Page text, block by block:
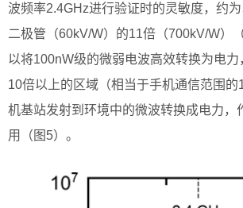
波频率2.4GHz进行验证时的灵敏度，约
二极管（60kV/W）的11倍（700kV/W）
以将100nW级的微弱电波高效转换为电
10倍以上的区域（相当于手机通信范围
机基站发射到环境中的微波转换成电力，
用（图5）。